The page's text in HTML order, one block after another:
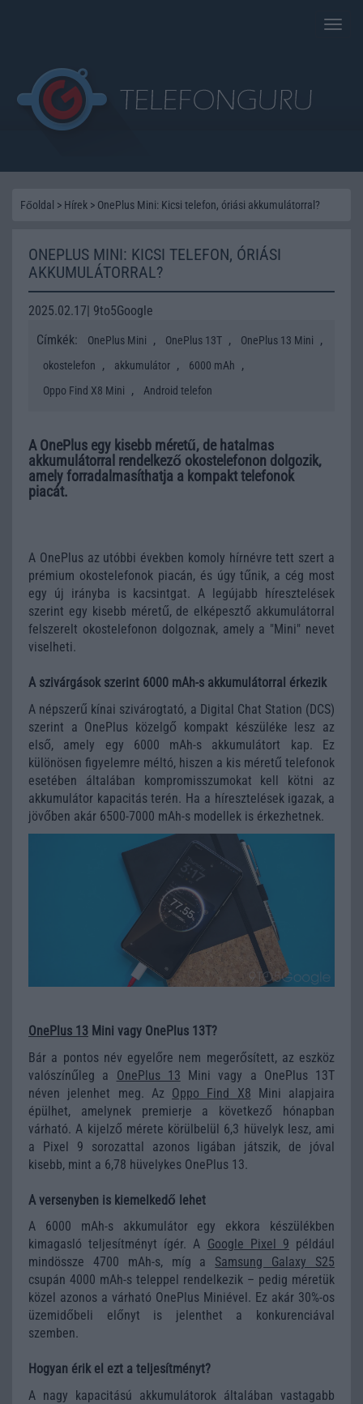
Toggle
Főoldal > Hírek > OnePlus Mini: Kicsi telefon, óriási akkumulátorral?
ONEPLUS MINI: KICSI TELEFON, ÓRIÁSI
AKKUMULÁTORRAL?
2025.02.17| 9to5Google
Címkék:
OnePlus Mini , OnePlus 13T , OnePlus 13 Mini ,
okostelefon , akkumulátor , 6000 mAh ,
Oppo Find X8 Mini , Android telefon
A OnePlus egy kisebb méretű, de hatalmas
akkumulátorral rendelkező okostelefonon dolgozik,
amely forradalmasíthatja a kompakt telefonok
piacát.
A OnePlus az utóbbi években komoly hírnévre tett szert a
prémium okostelefonok piacán, és úgy tűnik, a cég most
egy új irányba is kacsintgat. A legújabb híresztelések
szerint egy kisebb méretű, de elképesztő akkumulátorral
felszerelt okostelefonon dolgoznak, amely a "Mini" nevet
viselheti.
A szivárgások szerint 6000 mAh-s akkumulátorral érkezik
A népszerű kínai szivárogtató, a Digital Chat Station (DCS)
szerint a OnePlus közelgő kompakt készüléke lesz az
első, amely egy 6000 mAh-s akkumulátort kap. Ez
különösen figyelemre méltó, hiszen a kis méretű telefonok
esetében általában kompromisszumokat kell kötni az
akkumulátor kapacitás terén. Ha a híresztelések igazak, a
jövőben akár 6500-7000 mAh-s modellek is érkezhetnek.
OnePlus 13 Mini vagy OnePlus 13T?
Bár a pontos név egyelőre nem megerősített, az eszköz
valószínűleg a OnePlus 13 Mini vagy a OnePlus 13T
néven jelenhet meg. Az Oppo Find X8 Mini alapjaira
épülhet, amelynek premierje a következő hónapban
várható. A kijelző mérete körülbelül 6,3 hüvelyk lesz, ami
a Pixel 9 sorozattal azonos ligában játszik, de jóval
kisebb, mint a 6,78 hüvelykes OnePlus 13.
A versenyben is kiemelkedő lehet
A 6000 mAh-s akkumulátor egy ekkora készülékben
kimagasló teljesítményt ígér. A Google Pixel 9 például
mindössze 4700 mAh-s, míg a Samsung Galaxy S25
csupán 4000 mAh-s teleppel rendelkezik – pedig méretük
közel azonos a várható OnePlus Miniével. Ez akár 30%-os
üzemidőbeli előnyt is jelenthet a konkurenciával
szemben.
Hogyan érik el ezt a teljesítményt?
A nagy kapacitású akkumulátorok általában vastagabb